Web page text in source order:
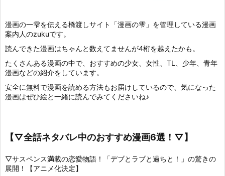
漫画の一雫を伝える橋渡しサイト「漫画の雫」を管理している漫画
案内人のzukuです。
読んできた漫画はちゃんと数えてませんが4桁を越えたかも。
たくさんある漫画の中で、おすすめの少女、女性、TL、少年、青年
漫画などの紹介をしています。
安全に無料で漫画を読める方法もお届けしているので、気になった
漫画はぜひ絵と一緒に読んでみてくださいね♪
【▽全話ネタバレ中のおすすめ漫画6選！▽】
▽サスペンス満載の恋愛物語！「デブとラブと過ちと！」の驚きの
展開！【アニメ化決定】